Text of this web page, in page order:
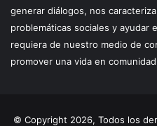
generar diálogos, nos
problemáticas sociales y ayudar
requiera de nuestro medio de
promover una vida en
© Copyright 2026, Todos los